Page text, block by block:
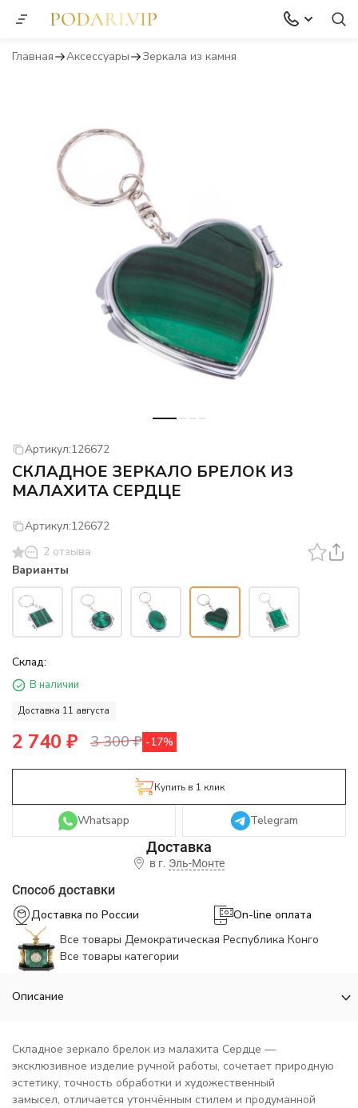
Главная Аксессуары Зеркала из камня
Артикул:126672
СКЛАДНОЕ ЗЕРКАЛО БРЕЛОК ИЗ
МАЛАХИТА СЕРДЦЕ
Артикул:126672
2 отзыва
Варианты
Склад:
В наличии
Доставка 11 августа
2 740 ₽ 3 300₽ -17%
Купить в 1 клик
Whatsapp Telegram
в г. Эль-Монте
Способ доставки
Доставка по России
On-line оплата
Все товары Демократическая Республика Конго
Все товары категории
Описание
Складное зеркало брелок из малахита Сердце —
эксклюзивное изделие ручной работы, сочетает природную
эстетику, точность обработки и художественный
замысел, отличается утончённым стилем и продуманной